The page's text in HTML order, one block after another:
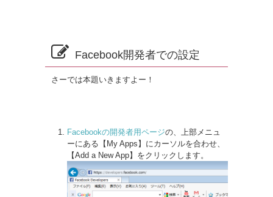
Facebook開発者での設定
さーでは本題いきますよー！
Facebookの開発者用ページの、上部メニュ
ーにある【My Apps】にカーソルを合わせ、
【Add a New App】をクリックします。